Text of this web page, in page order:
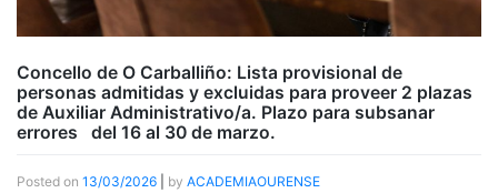
Concello de O Carballiño: Lista provisional de
personas admitidas y excluidas para proveer 2 plazas
de Auxiliar Administrativo/a. Plazo para subsanar
errores del 16 al 30 de marzo.
Posted on 13/03/2026 by ACADEMIAOURENSE